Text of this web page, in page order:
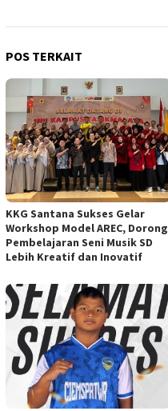
POS TERKAIT
KKG Santana Sukses Gelar
Workshop Model AREC, Dorong
Pembelajaran Seni Musik SD
Lebih Kreatif dan Inovatif